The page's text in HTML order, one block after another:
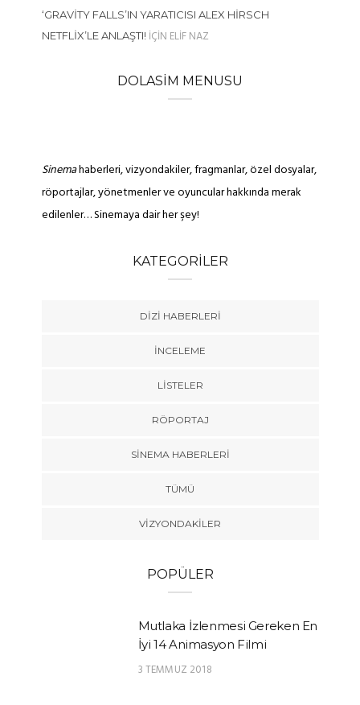
‘GRAVITY FALLS’IN YARATICISI ALEX HIRSCH
NETFLIX’LE ANLAŞTI!IÇIN ELIF NAZ
DOLASIM MENUSU
Sinemahaberleri, vizyondakiler, fragmanlar, özel dosyalar,
röportajlar, yönetmenler ve oyuncular hakkında merak
edilenler… Sinemaya dair her şey!
KATEGORILER
DIZI HABERLERI
İNCELEME
LISTELER
RÖPORTAJ
SINEMA HABERLERI
TÜMÜ
VIZYONDAKILER
POPÜLER
Mutlaka İzlenmesi Gereken En
İyi 14 Animasyon Filmi
3 TEMMUZ 2018